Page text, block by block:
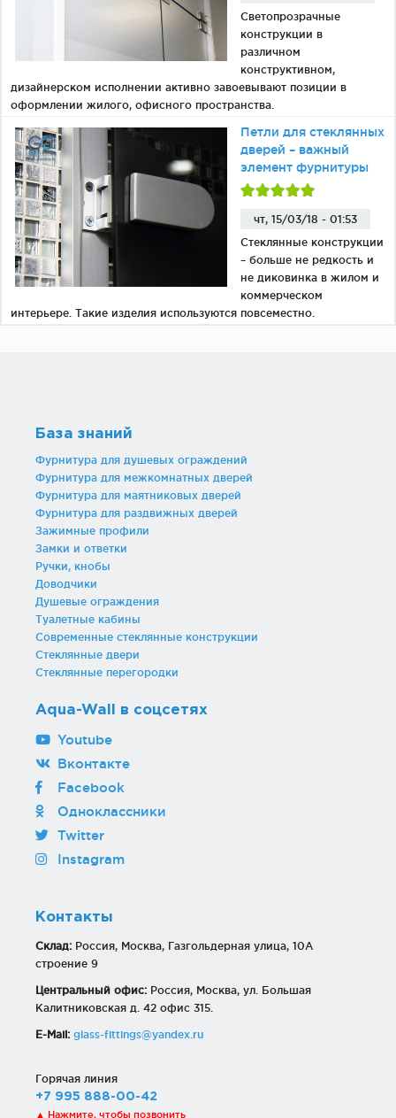
Светопрозрачные
конструкции в
различном
конструктивном,
дизайнерском исполнении активно завоевывают позиции в
оформлении жилого, офисного пространства.
Петли для стеклянных
дверей – важный
элемент фурнитуры
чт, 15/03/18 - 01:53
Стеклянные конструкции
– больше не редкость и
не диковинка в жилом и
коммерческом
интерьере. Такие изделия используются повсеместно.
База знаний
Фурнитура для душевых ограждений
Фурнитура для межкомнатных дверей
Фурнитура для маятниковых дверей
Фурнитура для раздвижных дверей
Зажимные профили
Замки и ответки
Ручки, кнобы
Доводчики
Душевые ограждения
Туалетные кабины
Современные стеклянные конструкции
Стеклянные двери
Стеклянные перегородки
Aqua-Wall в соцсетях
Youtube
Вконтакте
Facebook
Одноклассники
Twitter
Instagram
Контакты
Склад: Россия, Москва, Газгольдерная улица, 10А
строение 9
Центральный офис: Россия, Москва, ул. Большая
Калитниковская д. 42 офис 315.
E-Mail: glass-fittings@yandex.ru
Горячая линия
+7 995 888-00-42
▲ Нажмите, чтобы позвонить